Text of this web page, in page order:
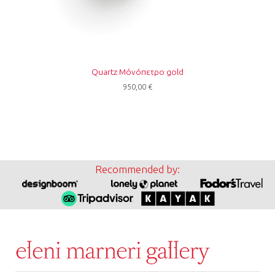
Quartz Μόνόπετρο gold
950,00 €
Recommended by: